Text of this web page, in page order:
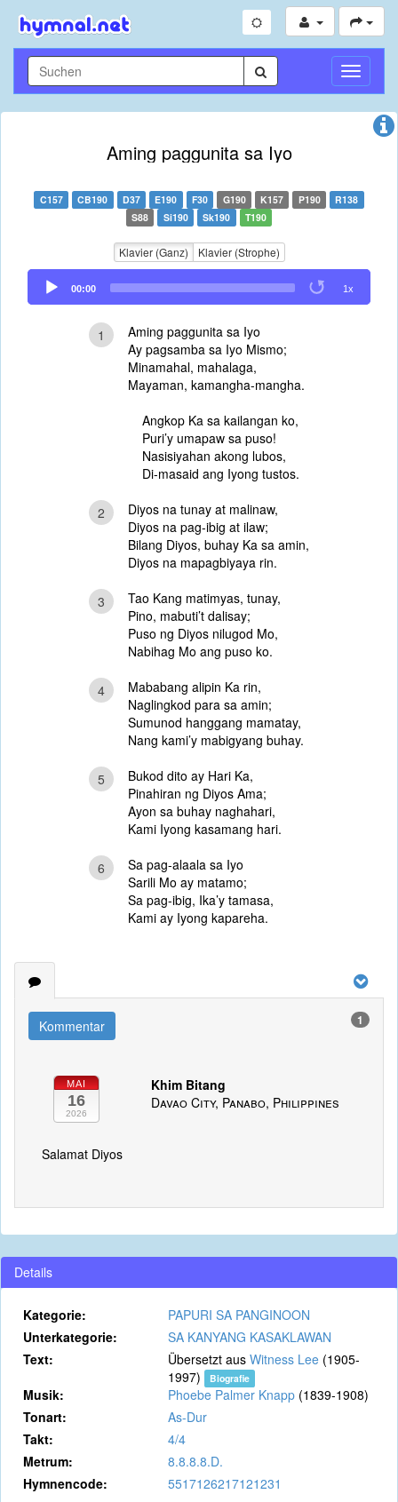
Aming paggunita sa Iyo
C157 CB190 D37 E190 F30 G190 K157 P190
R138
S88
Si190 Sk190 T190
Klavier (Ganz) Klavier (Strophe)
Audio
Player
00:00 1x
1
Aming paggunita sa Iyo
Ay pagsamba sa Iyo Mismo;
Minamahal, mahalaga,
Mayaman, kamangha-mangha.
Angkop Ka sa kailangan ko,
Puri’y umapaw sa puso!
Nasisiyahan akong lubos,
Di-masaid ang Iyong tustos.
2
Diyos na tunay at malinaw,
Diyos na pag-ibig at ilaw;
Bilang Diyos, buhay Ka sa amin,
Diyos na mapagbiyaya rin.
3
Tao Kang matimyas, tunay,
Pino, mabuti’t dalisay;
Puso ng Diyos nilugod Mo,
Nabihag Mo ang puso ko.
4
Mababang alipin Ka rin,
Naglingkod para sa amin;
Sumunod hanggang mamatay,
Nang kami’y mabigyang buhay.
5
Bukod dito ay Hari Ka,
Pinahiran ng Diyos Ama;
Ayon sa buhay naghahari,
Kami Iyong kasamang hari.
6
Sa pag-alaala sa Iyo
Sarili Mo ay matamo;
Sa pag-ibig, Ika’y tamasa,
Kami ay Iyong kapareha.
Kommentar 1
MAI
16
2026
Khim Bitang
Davao City, Panabo, Philippines
Salamat Diyos
Details
Kategorie:
PAPURI SA PANGINOON
Unterkategorie:
SA KANYANG KASAKLAWAN
Text:
Übersetzt aus Witness Lee (1905-
1997)
Biografie
Musik: Phoebe Palmer Knapp (1839-1908)
Tonart:
As-Dur
Takt:
4/4
Metrum:
8.8.8.8.D.
Hymnencode:
5517126217121231